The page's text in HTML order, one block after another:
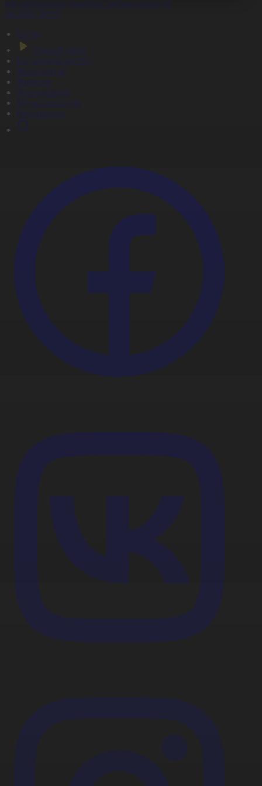
импортына уақытша тыйым салынды
20:07
Басты
Тікелей эфир
Бағдарлама кестесі
Жаңалықтар
Жобалар
Телехикаялар
Мультсериалдар
Видеоархив